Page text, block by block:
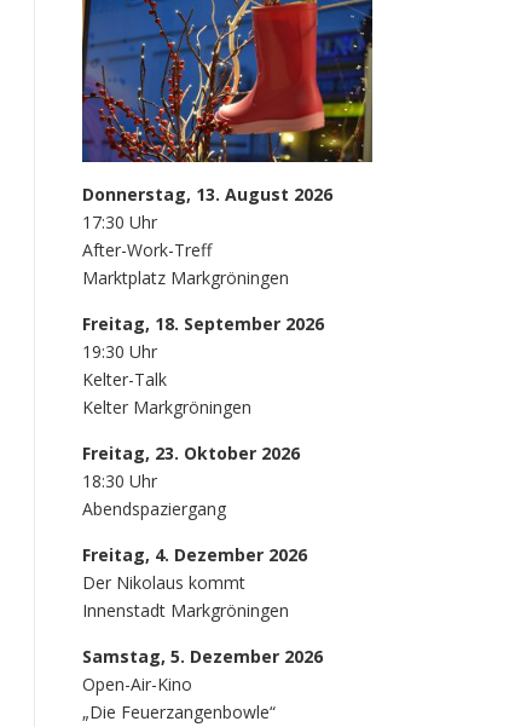
Donnerstag, 13. August 2026
17:30 Uhr
After-Work-Treff
Marktplatz Markgröningen
Freitag, 18. September 2026
19:30 Uhr
Kelter-Talk
Kelter Markgröningen
Freitag, 23. Oktober 2026
18:30 Uhr
Abendspaziergang
Freitag, 4. Dezember 2026
Der Nikolaus kommt
Innenstadt Markgröningen
Samstag, 5. Dezember 2026
Open-Air-Kino
„Die Feuerzangenbowle“